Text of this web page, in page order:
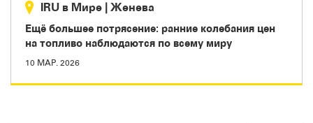
IRU в Мире | Женева
Ещё большее потрясение: ранние колебания цен
на топливо наблюдаются по всему миру
10 МАР. 2026